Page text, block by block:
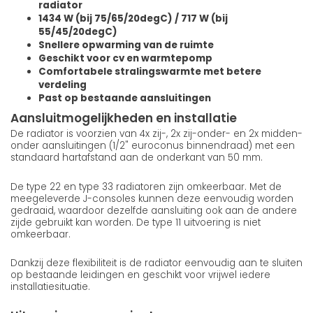
radiator
1434 W (bij 75/65/20degC) / 717 W (bij
55/45/20degC)
Snellere opwarming van de ruimte
Geschikt voor cv en warmtepomp
Comfortabele stralingswarmte met betere
verdeling
Past op bestaande aansluitingen
Aansluitmogelijkheden en installatie
De radiator is voorzien van 4x zij-, 2x zij-onder- en 2x midden-
onder aansluitingen (1/2" euroconus binnendraad) met een
standaard hartafstand aan de onderkant van 50 mm.
De type 22 en type 33 radiatoren zijn omkeerbaar. Met de
meegeleverde J-consoles kunnen deze eenvoudig worden
gedraaid, waardoor dezelfde aansluiting ook aan de andere
zijde gebruikt kan worden. De type 11 uitvoering is niet
omkeerbaar.
Dankzij deze flexibiliteit is de radiator eenvoudig aan te sluiten
op bestaande leidingen en geschikt voor vrijwel iedere
installatiesituatie.